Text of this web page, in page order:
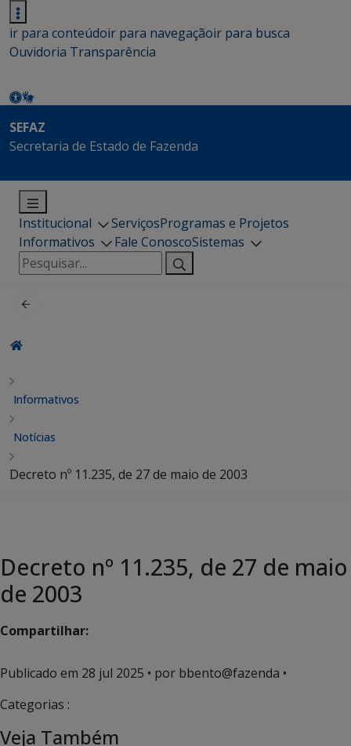
ir para conteúdoir para navegaçãoir para busca
Ouvidoria Transparência
SEFAZ
Secretaria de Estado de Fazenda
Institucional ServiçosProgramas e Projetos
Informativos
Fale ConoscoSistemas
Pesquisar
por:
Informativos
Notícias
Decreto nº 11.235, de 27 de maio de 2003
Decreto nº 11.235, de 27 de maio
de 2003
Compartilhar:
Publicado em 28 jul 2025 • por bbento@fazenda •
Categorias :
Veja Também